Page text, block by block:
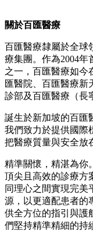
關於百匯醫療
百匯醫療隸屬於全球
療集團。作為2004
之一，百匯醫療如今
匯醫院、百匯醫療新
診部及百匯醫療（長
誕生於新加坡的百匯
我們致力於提供國際
把醫療質量與安全放
精準關懷，精湛為你
頂尖且高效的診療方
同理心之間實現完美
源，以更適配患者的
供全方位的指引與護
們堅持精準精細的持